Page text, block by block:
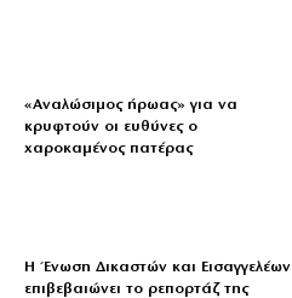
«Aναλώσιμος ήρωας» για να
κρυφτούν οι ευθύνες ο
χαροκαμένος πατέρας
Η Ένωση Δικαστών και Εισαγγελέων
επιβεβαιώνει το ρεπορτάζ της